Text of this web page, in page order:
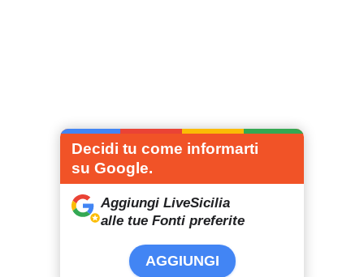
Decidi tu come informarti
su Google.
Aggiungi LiveSicilia
alle tue Fonti preferite
AGGIUNGI